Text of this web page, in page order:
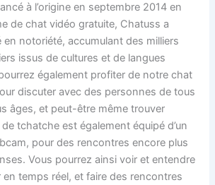
à l’origine en septembre 2014 en
de chat vidéo gratuite, Chatuss a
notoriété, accumulant des milliers
issus de cultures et de langues
également profiter de notre chat
discuter avec des personnes de tous
âges, et peut-être même trouver
de tchatche est également équipé d’un
pour des rencontres encore plus
Vous pourrez ainsi voir et entendre
temps réel, et faire des rencontres